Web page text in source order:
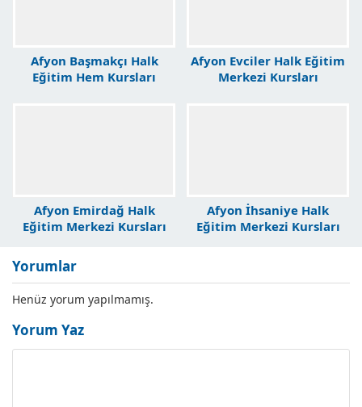
Afyon Başmakçı Halk
Eğitim Hem Kursları
Afyon Evciler Halk Eğitim
Merkezi Kursları
Afyon Emirdağ Halk
Eğitim Merkezi Kursları
Afyon İhsaniye Halk
Eğitim Merkezi Kursları
Yorumlar
Henüz yorum yapılmamış.
Yorum Yaz